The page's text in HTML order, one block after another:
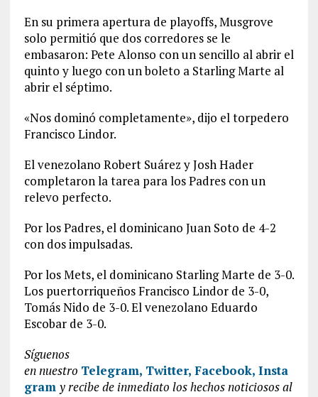
En su primera apertura de playoffs, Musgrove
solo permitió que dos corredores se le
embasaron: Pete Alonso con un sencillo al abrir el
quinto y luego con un boleto a Starling Marte al
abrir el séptimo.
«Nos dominó completamente», dijo el torpedero
Francisco Lindor.
El venezolano Robert Suárez y Josh Hader
completaron la tarea para los Padres con un
relevo perfecto.
Por los Padres, el dominicano Juan Soto de 4-2
con dos impulsadas.
Por los Mets, el dominicano Starling Marte de 3-0.
Los puertorriqueños Francisco Lindor de 3-0,
Tomás Nido de 3-0. El venezolano Eduardo
Escobar de 3-0.
Síguenos
ennuestro Telegram, Twitter, Facebook, Insta
gram y recibe de inmediato los hechos noticiosos al